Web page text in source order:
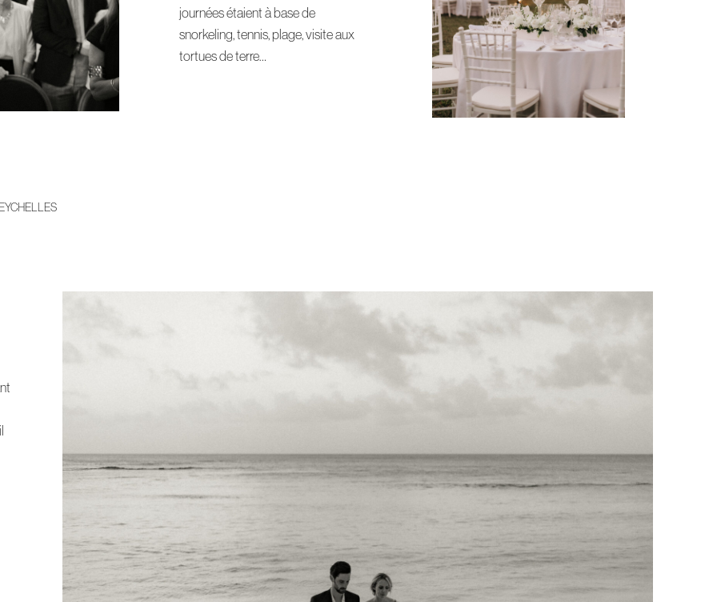
journées étaient à base de
snorkeling, tennis, plage, visite aux
tortues de terre…